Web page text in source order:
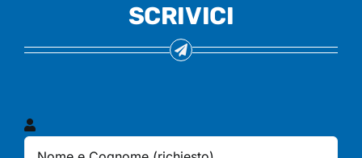
SCRIVICI